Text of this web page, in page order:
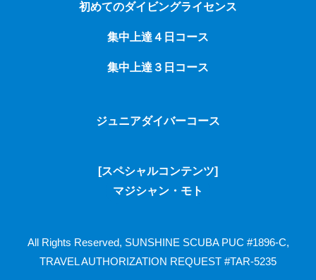
初めてのダイビングライセンス
集中上達４日コース
集中上達３日コース
ジュニアダイバーコース
[スペシャルコンテンツ]
マジシャン・モト
All Rights Reserved, SUNSHINE SCUBA PUC #1896-C,
TRAVEL AUTHORIZATION REQUEST #TAR-5235